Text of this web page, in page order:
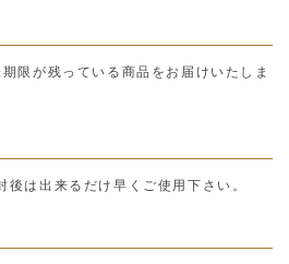
限が残っている商品をお届けいたしま
は出来るだけ早くご使用下さい。